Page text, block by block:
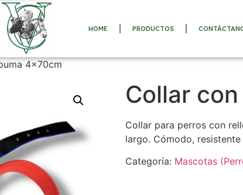
HOME PRODUCTOS
4x70cm
Collar
Collar para perros con
largo. Cómodo,
Categoría: Mascotas